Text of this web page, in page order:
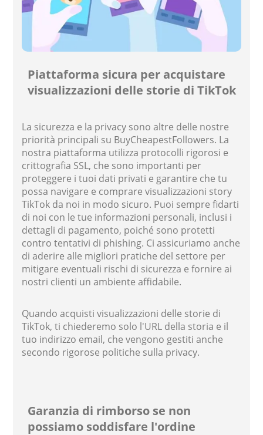
Piattaforma sicura per acquistare
visualizzazioni delle storie di TikTok
La sicurezza e la privacy sono altre delle nostre
priorità principali su BuyCheapestFollowers. La
nostra piattaforma utilizza protocolli rigorosi e
crittografia SSL, che sono importanti per
proteggere i tuoi dati privati e garantire che tu
possa navigare e comprare visualizzazioni story
TikTok da noi in modo sicuro. Puoi sempre fidarti
di noi con le tue informazioni personali, inclusi i
dettagli di pagamento, poiché sono protetti
contro tentativi di phishing. Ci assicuriamo anche
di aderire alle migliori pratiche del settore per
mitigare eventuali rischi di sicurezza e fornire ai
nostri clienti un ambiente affidabile.
Quando acquisti visualizzazioni delle storie di
TikTok, ti chiederemo solo l'URL della storia e il
tuo indirizzo email, che vengono gestiti anche
secondo rigorose politiche sulla privacy.
Garanzia di rimborso se non
possiamo soddisfare l'ordine